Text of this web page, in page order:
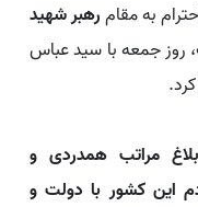
به مقامرهبر شهید
روز جمعه با سید عباس
مراتب همدردی و
این کشور با دولت و